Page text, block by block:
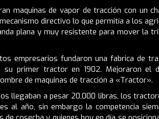
maquinas de vapor de tracción con un
directivo lo que permitía a los
plana y muy resistente para mover la
empresarios fundaron una fabrica de
primer tractor en 1902. Mejoraron el
de maquinas de tracción a «Tractor».
llegaban a pesar 20,000 libras, los
al año, sin embargo la competencia